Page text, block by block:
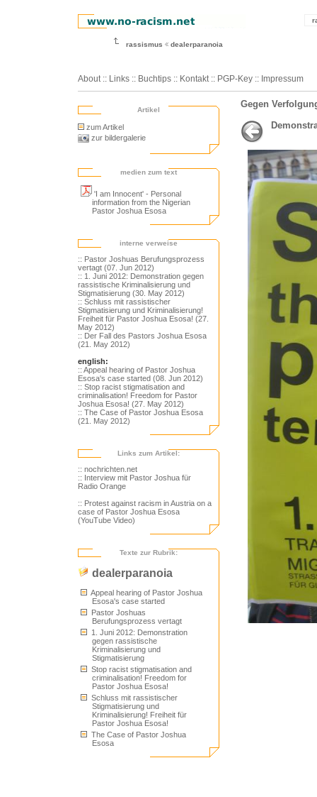
rassismus dealerparanoia
About :: Links :: Buchtips :: Kontakt :: PGP-Key :: Impressum
Artikel
zum Artikel
zur bildergalerie
medien zum text
'I am Innocent' - Personal
information from the Nigerian
Pastor Joshua Esosa
interne verweise
:: Pastor Joshuas Berufungsprozess
vertagt (07. Jun 2012)
:: 1. Juni 2012: Demonstration gegen
rassistische Kriminalisierung und
Stigmatisierung (30. May 2012)
:: Schluss mit rassistischer
Stigmatisierung und Kriminalisierung!
Freiheit für Pastor Joshua Esosa! (27.
May 2012)
:: Der Fall des Pastors Joshua Esosa
(21. May 2012)
english:
:: Appeal hearing of Pastor Joshua
Esosa's case started (08. Jun 2012)
:: Stop racist stigmatisation and
criminalisation! Freedom for Pastor
Joshua Esosa! (27. May 2012)
:: The Case of Pastor Joshua Esosa
(21. May 2012)
Links zum Artikel:
:: nochrichten.net
:: Interview mit Pastor Joshua für
Radio Orange
:: Protest against racism in Austria on a
case of Pastor Joshua Esosa
(YouTube Video)
Texte zur Rubrik:
dealerparanoia
Appeal hearing of Pastor Joshua
Esosa's case started
Pastor Joshuas
Berufungsprozess vertagt
1. Juni 2012: Demonstration
gegen rassistische
Kriminalisierung und
Stigmatisierung
Stop racist stigmatisation and
criminalisation! Freedom for
Pastor Joshua Esosa!
Schluss mit rassistischer
Stigmatisierung und
Kriminalisierung! Freiheit für
Pastor Joshua Esosa!
The Case of Pastor Joshua
Esosa
Gegen